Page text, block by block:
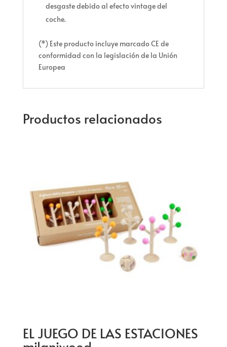
desgaste debido al efecto vintage del
coche.
(*) Este producto incluye marcado CE de
conformidad con la legislación de la Unión
Europea
Productos relacionados
EL JUEGO DE LAS ESTACIONES